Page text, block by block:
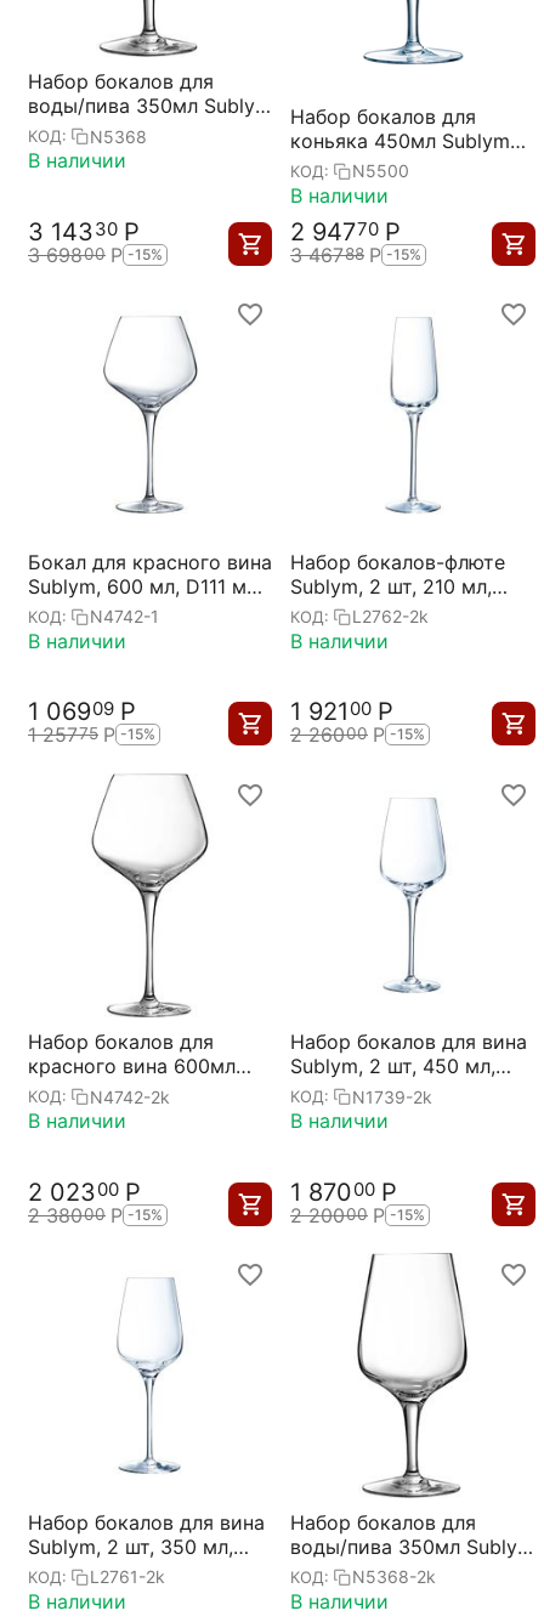
Набор бокалов для
воды/пива 350мл Sublym
D=81, H=177мм; 6 штук,
Chef&Sommelier
КОД: N5368
В наличии
3 14330 Р
3 69800 Р -15%
Набор бокалов для
коньяка 450мл Sublym
D=102, H=155мм; 6 штук,
Chef&Sommelier
КОД: N5500
В наличии
2 94770 Р
3 46788 Р -15%
Бокал для красного вина
Sublym, 600 мл, D111 мм,
H229 мм,
Chef&Sommelier
КОД: N4742-1
В наличии
1 06909 Р
1 25775 Р -15%
Набор бокалов-флюте
Sublym, 2 шт, 210 мл,
D60 мм, H240 мм,
Chef&Sommelier
КОД: L2762-2k
В наличии
1 921 00 Р
2 26000 Р -15%
Набор бокалов для
красного вина 600мл
Sublym D=111, H=229мм;
2 шт, Chef&Sommelier
КОД: N4742-2k
В наличии
2 02300 Р
2 38000 Р -15%
Набор бокалов для вина
Sublym, 2 шт, 450 мл,
D87 мм, H250 мм,
Chef&Sommelie
КОД: N1739-2k
В наличии
1 87000 Р
2 20000 Р -15%
Набор бокалов для вина
Sublym, 2 шт, 350 мл,
D80 мм, H230 мм,
Chef&Sommelier
КОД: L2761-2k
В наличии
Набор бокалов для
воды/пива 350мл Sublym
D=81, H=177мм; 2 шт,
Chef&Sommelier
КОД: N5368-2k
В наличии